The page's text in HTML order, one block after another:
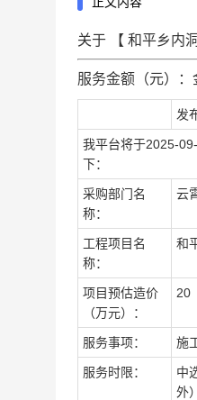
关于 【 和平乡内
服务金额（元）：
发
我平台将于2025-
下：
采购部门名
称：
云
工程项目名
称：
和
项目预估造价
（万元）：
20
服务事项： 施
服务时限：
中
外